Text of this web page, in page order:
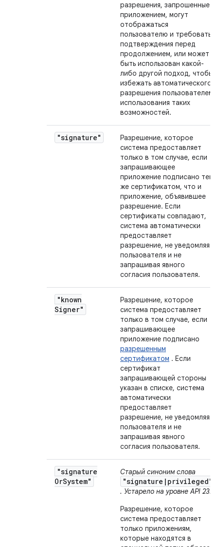
разрешения, запрошенные
приложением, могут
отображаться
пользователю и требовать
подтверждения перед
продолжением, или может
быть использован какой-
либо другой подход, чтобы
избежать автоматического
разрешения пользователем
использования таких
возможностей.
"signature"
Разрешение, которое
система предоставляет
только в том случае, если
запрашивающее
приложение подписано тем
же сертификатом, что и
приложение, объявившее
разрешение. Если
сертификаты совпадают,
система автоматически
предоставляет
разрешение, не уведомляя
пользователя и не
запрашивая явного
согласия пользователя.
"known
Signer"
Разрешение, которое
система предоставляет
только в том случае, если
запрашивающее
приложение подписано
разрешенным
сертификатом . Если
сертификат
запрашивающей стороны
указан в списке, система
автоматически
предоставляет
разрешение, не уведомляя
пользователя и не
запрашивая явного
согласия пользователя.
"signature
OrSystem"
Старый синоним слова
"signature|privileged"
. Устарело на уровне API 23.
Разрешение, которое
система предоставляет
только приложениям,
которые находятся в